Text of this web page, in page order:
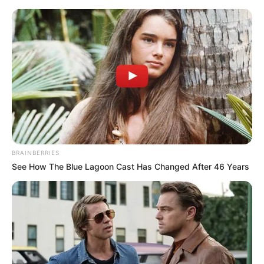
Home > Acs e ACE > Notícia >
Lei 226/26: Anuênios,
Triênios, Quinquênios e mais vantagens aos Servidores.
BRAINBERRIES
See How The Blue Lagoon Cast Has Changed After 46 Years